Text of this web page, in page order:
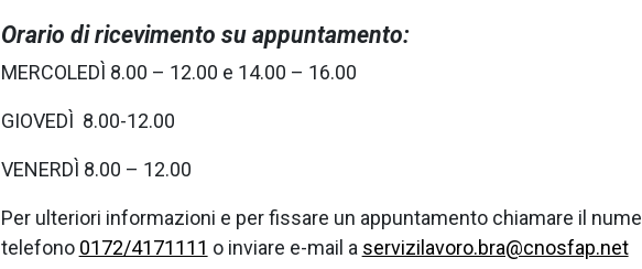
Orario di ricevimento su appuntamento:
MERCOLEDÌ 8.00 – 12.00 e 14.00 – 16.00
GIOVEDÌ 8.00-12.00
VENERDÌ 8.00 – 12.00
Per ulteriori informazioni e per fissare un appuntamento chiamare il
telefono 0172/4171111 o inviare e-mail a servizilavoro.bra@cnosfap.net